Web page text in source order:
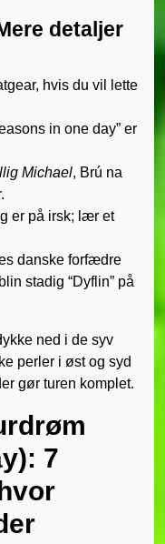
detaljer
hvis du vil lette
in one day” er
Michael, Brú na
er på irsk; lær et
danske forfædre
stadig “Dyflin” på
ned i de syv
perler i øst og syd
gør turen komplet.
7